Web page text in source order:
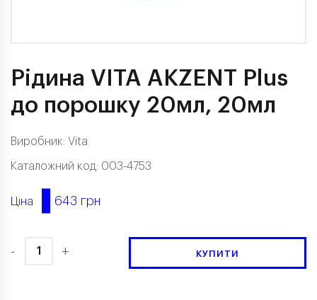
Рідина VITA AKZENT Plus
до порошку 20мл, 20мл
Виробник: Vita
Каталожний код: 003-4753
Ціна 643 грн
- + КУПИТИ